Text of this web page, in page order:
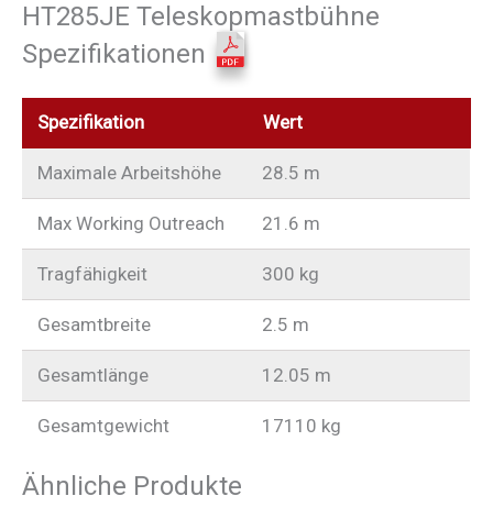
HT285JE Teleskopmastbühne
Spezifikationen
Spezifikation Wert
Maximale Arbeitshöhe 28.5 m
Max Working Outreach 21.6 m
Tragfähigkeit 300 kg
Gesamtbreite 2.5 m
Gesamtlänge 12.05 m
Gesamtgewicht 17110 kg
Ähnliche Produkte